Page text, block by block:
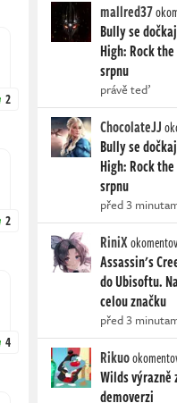
2
2
4
mallred37
Bully se
High: Rock
srpnu
právě teď
ChocolateJJ
Bully se
High: Rock
srpnu
před 3
RiniX
Assassin's
do Ubisoftu.
celou značku
před 3
Rikuo
Wilds
demoverzi